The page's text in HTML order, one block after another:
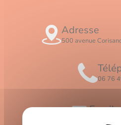
Adresse
500 avenue
06 76
Email